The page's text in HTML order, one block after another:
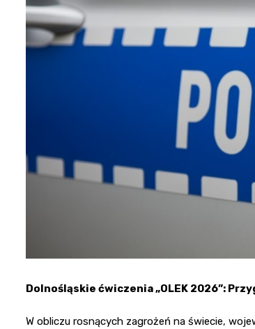
Dolnośląskie ćwiczenia „OLEK 2026”:
W obliczu rosnących zagrożeń na świecie,